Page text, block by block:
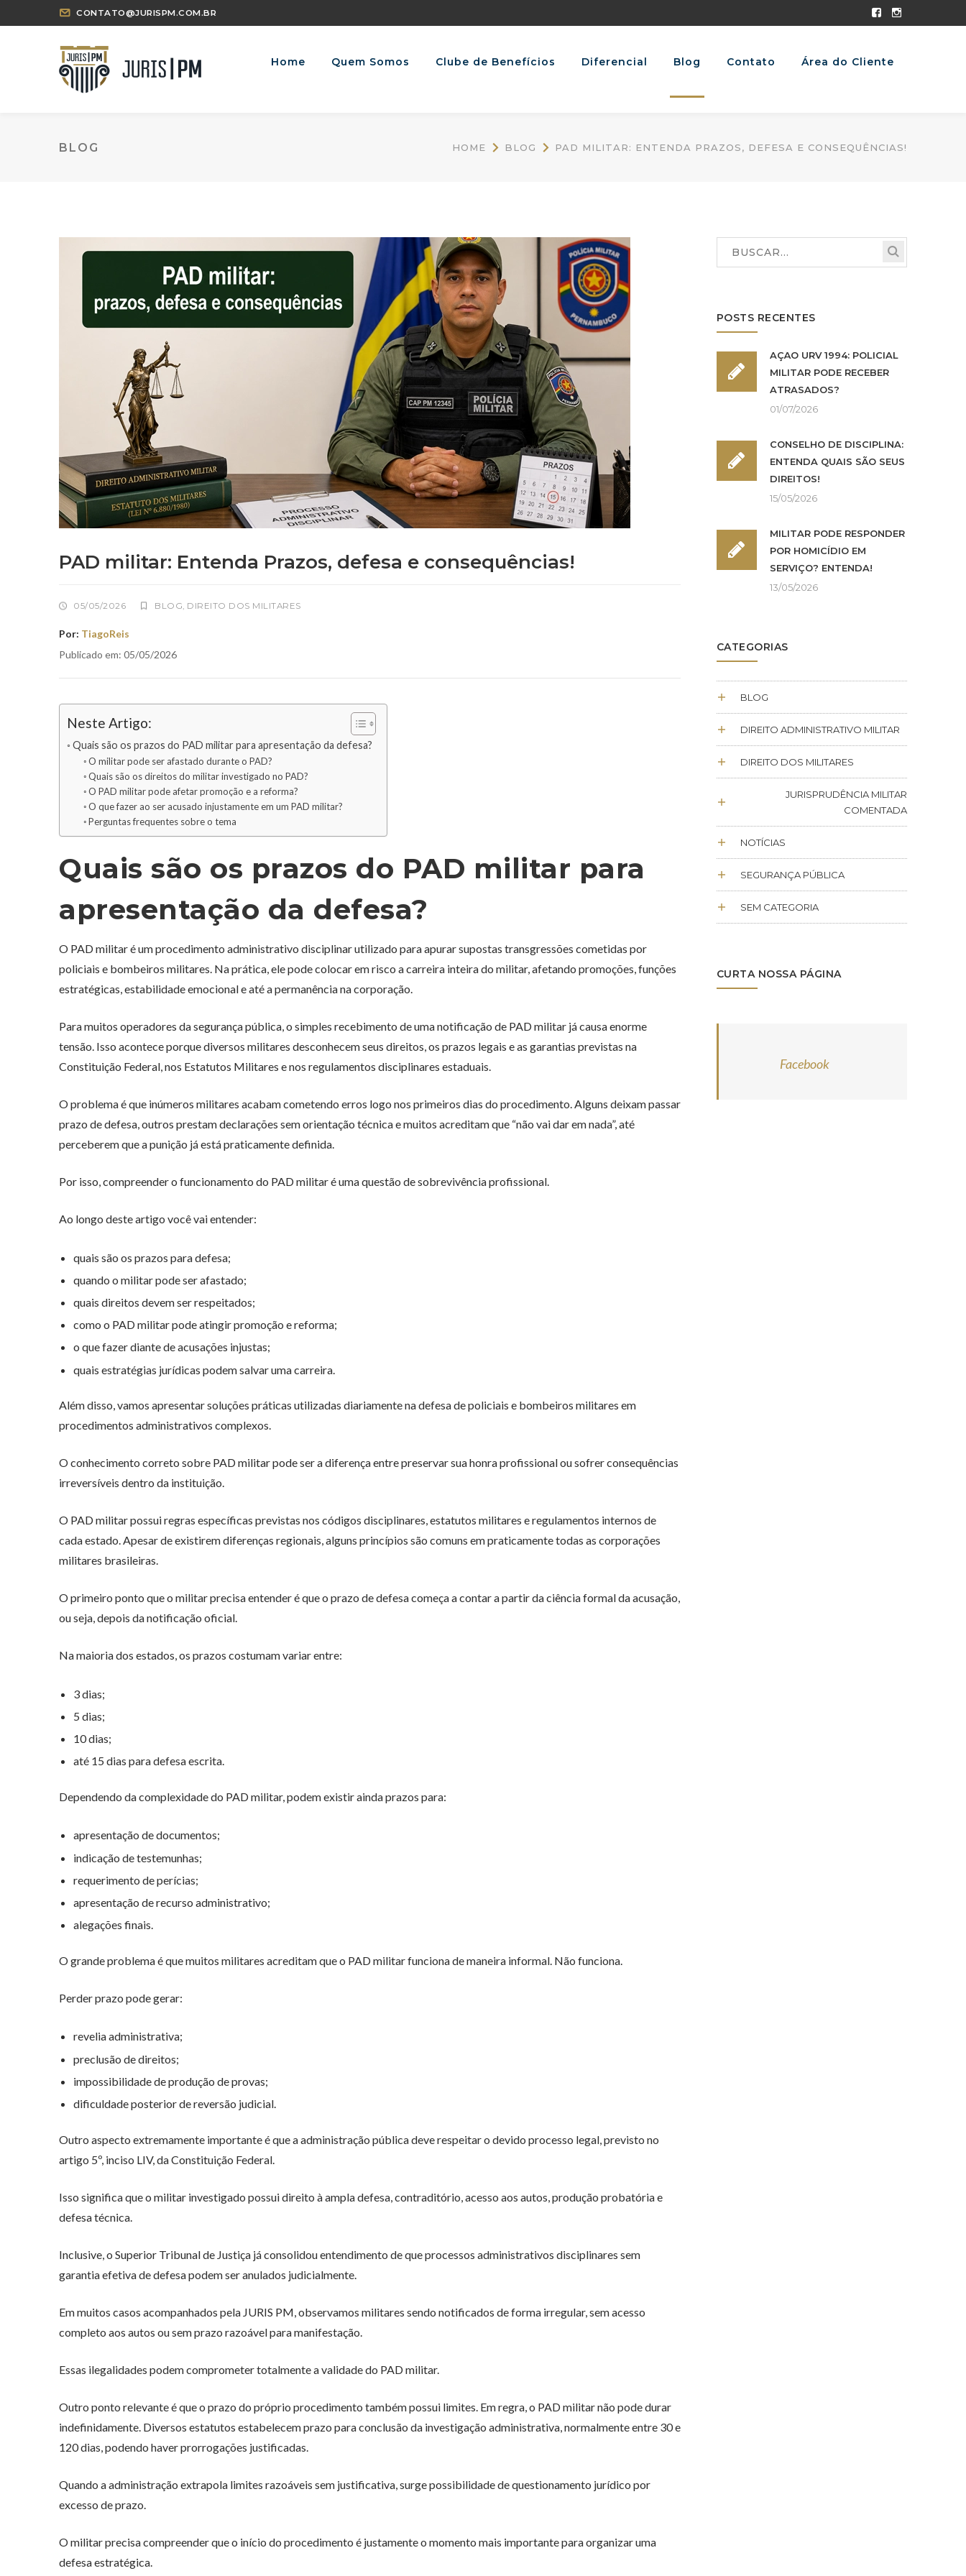
CONTATO@JURISPM.COM.BR
Facebook
Instagram
Home Quem Somos Clube de Benefícios Diferencial Blog Contato Área do Cliente
BLOG HOME BLOG PAD MILITAR: ENTENDA PRAZOS, DEFESA E CONSEQUÊNCIAS!
PAD militar: Entenda Prazos, defesa e consequências!
05/05/2026 BLOG, DIREITO DOS MILITARES
Por: TiagoReis
Publicado em: 05/05/2026
Neste Artigo:
Quais são os prazos do PAD militar para apresentação da defesa?
O militar pode ser afastado durante o PAD?
Quais são os direitos do militar investigado no PAD?
O PAD militar pode afetar promoção e a reforma?
O que fazer ao ser acusado injustamente em um PAD militar?
Perguntas frequentes sobre o tema
Quais são os prazos do PAD militar para
apresentação da defesa?
O PAD militar é um procedimento administrativo disciplinar utilizado para apurar supostas transgressões cometidas por
policiais e bombeiros militares. Na prática, ele pode colocar em risco a carreira inteira do militar, afetando promoções, funções
estratégicas, estabilidade emocional e até a permanência na corporação.
Para muitos operadores da segurança pública, o simples recebimento de uma notificação de PAD militar já causa enorme
tensão. Isso acontece porque diversos militares desconhecem seus direitos, os prazos legais e as garantias previstas na
Constituição Federal, nos Estatutos Militares e nos regulamentos disciplinares estaduais.
O problema é que inúmeros militares acabam cometendo erros logo nos primeiros dias do procedimento. Alguns deixam passar
prazo de defesa, outros prestam declarações sem orientação técnica e muitos acreditam que “não vai dar em nada”, até
perceberem que a punição já está praticamente definida.
Por isso, compreender o funcionamento do PAD militar é uma questão de sobrevivência profissional.
Ao longo deste artigo você vai entender:
quais são os prazos para defesa;
quando o militar pode ser afastado;
quais direitos devem ser respeitados;
como o PAD militar pode atingir promoção e reforma;
o que fazer diante de acusações injustas;
quais estratégias jurídicas podem salvar uma carreira.
Além disso, vamos apresentar soluções práticas utilizadas diariamente na defesa de policiais e bombeiros militares em
procedimentos administrativos complexos.
O conhecimento correto sobre PAD militar pode ser a diferença entre preservar sua honra profissional ou sofrer consequências
irreversíveis dentro da instituição.
O PAD militar possui regras específicas previstas nos códigos disciplinares, estatutos militares e regulamentos internos de
cada estado. Apesar de existirem diferenças regionais, alguns princípios são comuns em praticamente todas as corporações
militares brasileiras.
O primeiro ponto que o militar precisa entender é que o prazo de defesa começa a contar a partir da ciência formal da acusação,
ou seja, depois da notificação oficial.
Na maioria dos estados, os prazos costumam variar entre:
3 dias;
5 dias;
10 dias;
até 15 dias para defesa escrita.
Dependendo da complexidade do PAD militar, podem existir ainda prazos para:
apresentação de documentos;
indicação de testemunhas;
requerimento de perícias;
apresentação de recurso administrativo;
alegações finais.
O grande problema é que muitos militares acreditam que o PAD militar funciona de maneira informal. Não funciona.
Perder prazo pode gerar:
revelia administrativa;
preclusão de direitos;
impossibilidade de produção de provas;
dificuldade posterior de reversão judicial.
Outro aspecto extremamente importante é que a administração pública deve respeitar o devido processo legal, previsto no
artigo 5º, inciso LIV, da Constituição Federal.
Isso significa que o militar investigado possui direito à ampla defesa, contraditório, acesso aos autos, produção probatória e
defesa técnica.
Inclusive, o Superior Tribunal de Justiça já consolidou entendimento de que processos administrativos disciplinares sem
garantia efetiva de defesa podem ser anulados judicialmente.
Em muitos casos acompanhados pela JURIS PM, observamos militares sendo notificados de forma irregular, sem acesso
completo aos autos ou sem prazo razoável para manifestação.
Essas ilegalidades podem comprometer totalmente a validade do PAD militar.
Outro ponto relevante é que o prazo do próprio procedimento também possui limites. Em regra, o PAD militar não pode durar
indefinidamente. Diversos estatutos estabelecem prazo para conclusão da investigação administrativa, normalmente entre 30 e
120 dias, podendo haver prorrogações justificadas.
Quando a administração extrapola limites razoáveis sem justificativa, surge possibilidade de questionamento jurídico por
excesso de prazo.
O militar precisa compreender que o início do procedimento é justamente o momento mais importante para organizar uma
defesa estratégica.
POSTS RECENTES
AÇÃO URV 1994: POLICIAL
MILITAR PODE RECEBER
ATRASADOS?
01/07/2026
CONSELHO DE DISCIPLINA:
ENTENDA QUAIS SÃO SEUS
DIREITOS!
15/05/2026
MILITAR PODE RESPONDER
POR HOMICÍDIO EM
SERVIÇO? ENTENDA!
13/05/2026
CATEGORIAS
BLOG
DIREITO ADMINISTRATIVO MILITAR
DIREITO DOS MILITARES
JURISPRUDÊNCIA MILITAR
COMENTADA
NOTÍCIAS
SEGURANÇA PÚBLICA
SEM CATEGORIA
CURTA NOSSA PÁGINA
Facebook